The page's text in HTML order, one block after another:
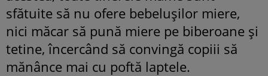
sfătuite să nu ofere bebelușilor miere,
nici măcar să pună miere pe biberoane și
tetine, încercând să convingă copiii să
mănânce mai cu poftă laptele.